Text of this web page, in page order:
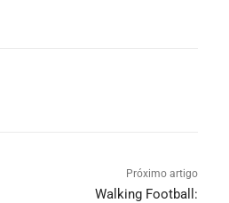
Próximo artigo
Walking Football: